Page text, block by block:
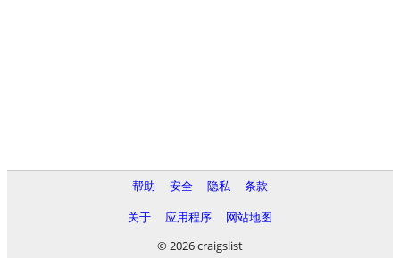
帮助 安全 隐私
条款
关于
应用程序
网站地图
© 2026 craigslist